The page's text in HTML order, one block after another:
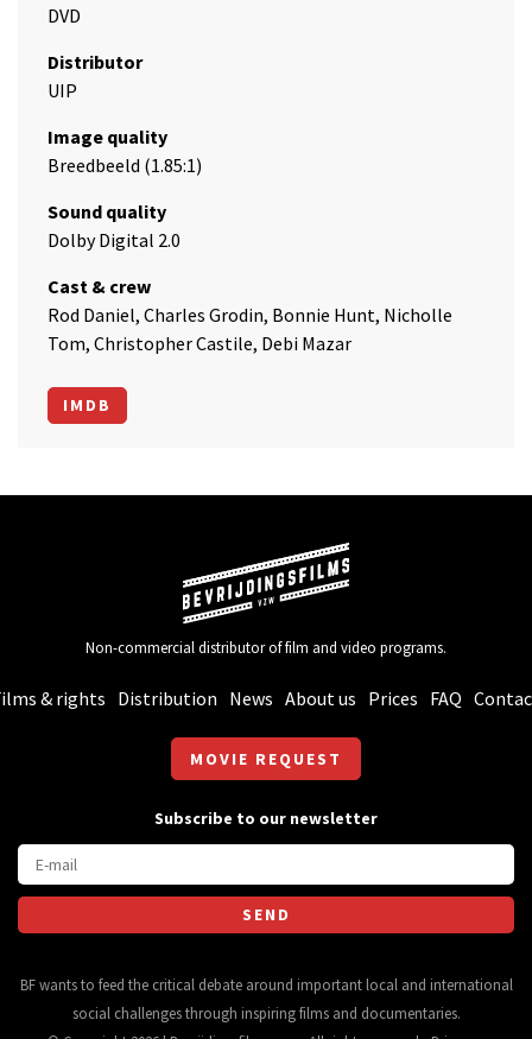
DVD
Distributor
UIP
Image quality
Breedbeeld (1.85:1)
Sound quality
Dolby Digital 2.0
Cast & crew
Rod Daniel, Charles Grodin, Bonnie Hunt, Nicholle
Tom, Christopher Castile, Debi Mazar
IMDB
Non-commercial distributor of film and video programs.
& rights Distribution News About us Prices FAQ
MOVIE REQUEST
Subscribe to our newsletter
BF wants to feed the critical debate around important local and international
social challenges through inspiring films and documentaries.